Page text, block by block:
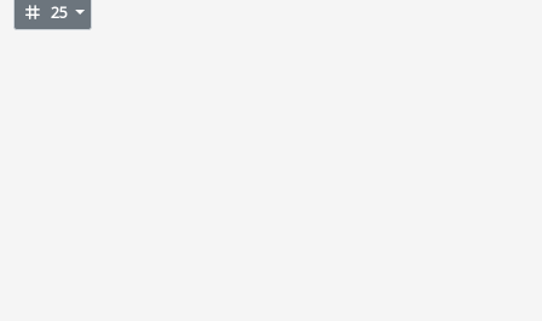
tag 25